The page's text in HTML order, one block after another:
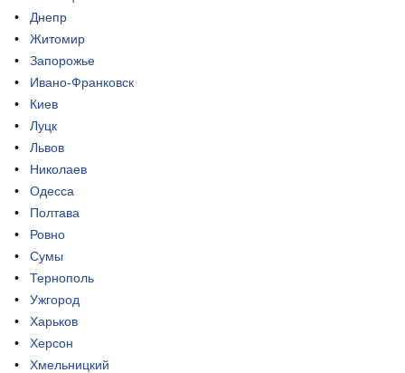
Днепр
Житомир
Запорожье
Ивано-Франковск
Киев
Луцк
Львов
Николаев
Одесса
Полтава
Ровно
Сумы
Тернополь
Ужгород
Харьков
Херсон
Хмельницкий